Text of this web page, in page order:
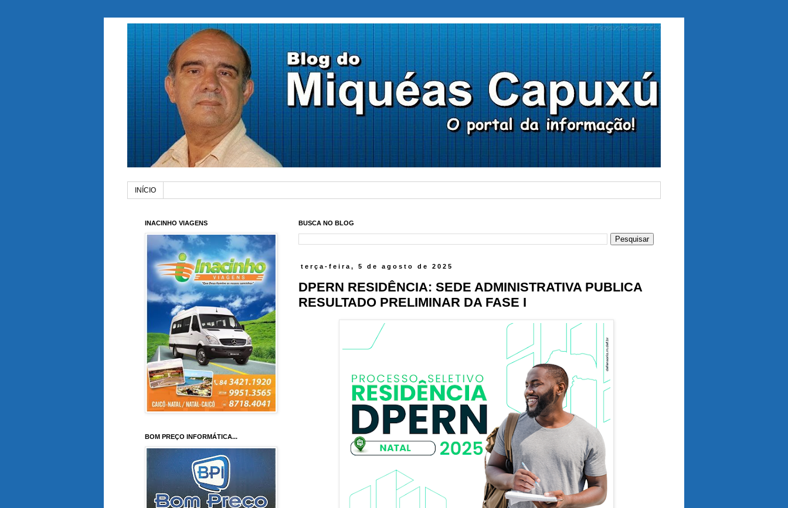
INÍCIO
BUSCA NO BLOG
terça-feira, 5 de agosto de 2025
DPERN RESIDÊNCIA: SEDE ADMINISTRATIVA PUBLICA
RESULTADO PRELIMINAR DA FASE I
INACINHO VIAGENS
BOM PREÇO INFORMÁTICA...